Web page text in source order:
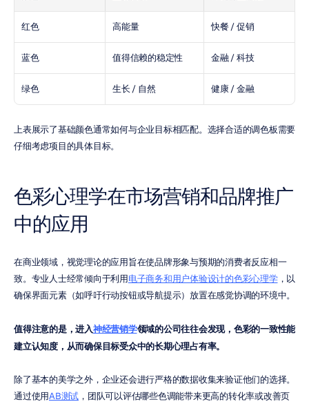
红色 高能量 快餐 / 促销
蓝色 值得信赖的稳定性 金融 / 科技
绿色 生长 / 自然 健康 / 金融
上表展示了基础颜色通常如何与企业目标相匹配。选择合适的调色板需要
仔细考虑项目的具体目标。
色彩心理学在市场营销和品牌推广
中的应用
在商业领域，视觉理论的应用旨在使品牌形象与预期的消费者反应相一
致。专业人士经常倾向于利用电子商务和用户体验设计的色彩心理学，以
确保界面元素（如呼吁行动按钮或导航提示）放置在感觉协调的环境中。
值得注意的是，进入神经营销学领域的公司往往会发现，色彩的一致性能
建立认知度，从而确保目标受众中的长期心理占有率。
除了基本的美学之外，企业还会进行严格的数据收集来验证他们的选择。
通过使用AB测试 ，团队可以评估哪些色调能带来更高的转化率或改善页